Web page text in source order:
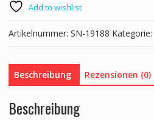
cm
Menge
Add to wishlist
Artikelnummer: SN-19188 Kategorie:
Beschreibung Rezensionen (0)
Beschreibung